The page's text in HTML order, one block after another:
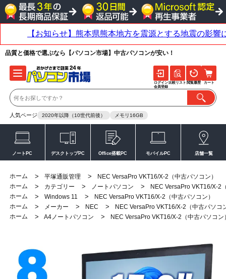
品質と価格で選ぶなら【パソコン市場】中古パソコンが安い！
人気ページ 2020年以降（10世代前後） メモリ16GB
ログイン
会員登録
比較リスト 閲覧履歴 カート
ノートPC デスクトップPC Office搭載PC モバイルPC 店舗一覧
ホーム > 平塚通販管理 >
NEC VersaPro VKT16/X-2（中古パソコン）
ホーム
> カテゴリー > ノートパソコン >
NEC VersaPro VKT16/X-2
ホーム
> Windows 11 >
NEC VersaPro VKT16/X-2（中古パソコン）
ホーム
> メーカー > NEC >
NEC VersaPro VKT16/X-2（中古パソコ
ホーム
> A4ノートパソコン > NEC VersaPro VKT16/X-2（中古パソコン